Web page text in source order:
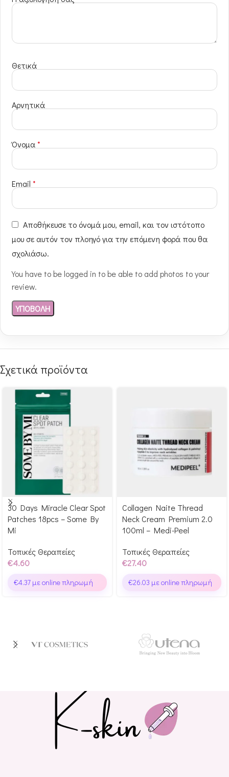
Θετικά
Αρνητικά
Όνομα*
Email *
Αποθήκευσε το όνομά μου, email, και τον ιστότοπο
μου σε αυτόν τον πλοηγό για την επόμενη φορά που θα
σχολιάσω.
You have to be logged in to be able to add photos to your
review.
Σχετικά προϊόντα
Αγόρασε & κέρδισε 46
Glow Points!
30 Days Miracle Clear Spot
Patches 18pcs – Some By
Mi
Τοπικές Θεραπείες
€4.60
€4.37 με online πληρωμή
Αγόρασε & κέρδισε 274
Glow Points!
Collagen Naite Thread
Neck Cream Premium 2.0
100ml – Medi-Peel
Τοπικές Θεραπείες
€27.40
€26.03 με online πληρωμή